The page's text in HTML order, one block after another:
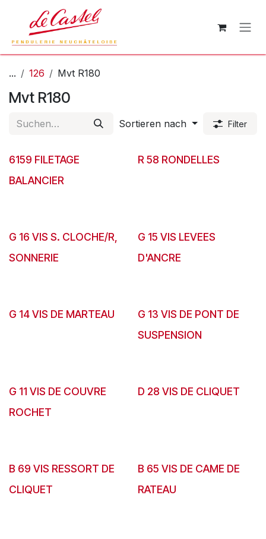
Zum Inhalt springen
... 126 Mvt R180
Mvt R180
Sortieren nach Filter
6159 FILETAGE
BALANCIER
R 58 RONDELLES
G 16 VIS S. CLOCHE/R,
SONNERIE
G 15 VIS LEVEES
D'ANCRE
G 14 VIS DE MARTEAU
G 13 VIS DE PONT DE
SUSPENSION
G 11 VIS DE COUVRE
ROCHET
D 28 VIS DE CLIQUET
B 69 VIS RESSORT DE
CLIQUET
B 65 VIS DE CAME DE
RATEAU